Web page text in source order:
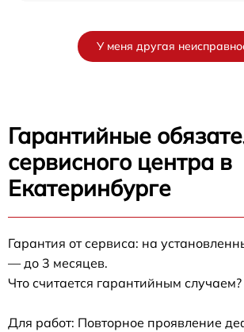
У меня другая
Гарантийные
сервисного центра в
Екатеринбурге
Гарантия от сервиса: на
— до 3 месяцев.
Что считается гарантийным случаем?
Для работ: Повторное проявление